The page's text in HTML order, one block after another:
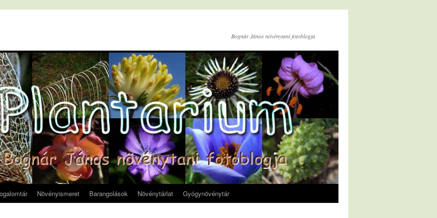
Bognár János növénytani fotoblogja
Növényismeret Barangolások Növénytárlat Gyógynövénytár